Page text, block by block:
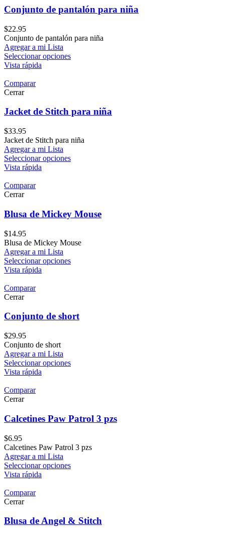
Conjunto de pantalón para niña
$22.95
Conjunto de pantalón para niña
Agregar a mi Lista
Seleccionar opciones
Vista rápida
Comparar
Cerrar
Jacket de Stitch para niña
$33.95
Jacket de Stitch para niña
Agregar a mi Lista
Seleccionar opciones
Vista rápida
Comparar
Cerrar
Blusa de Mickey Mouse
$14.95
Blusa de Mickey Mouse
Agregar a mi Lista
Seleccionar opciones
Vista rápida
Comparar
Cerrar
Conjunto de short
$29.95
Conjunto de short
Agregar a mi Lista
Seleccionar opciones
Vista rápida
Comparar
Cerrar
Calcetines Paw Patrol 3 pzs
$6.95
Calcetines Paw Patrol 3 pzs
Agregar a mi Lista
Seleccionar opciones
Vista rápida
Comparar
Cerrar
Blusa de Angel & Stitch